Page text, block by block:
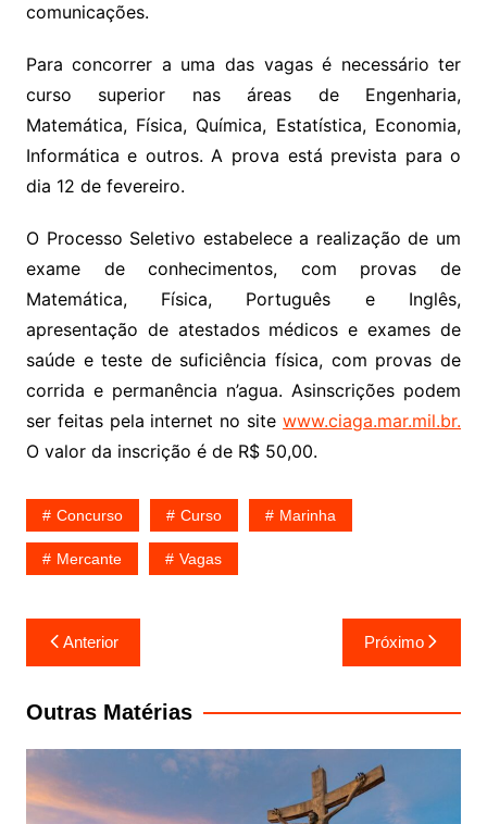
comunicações.
Para concorrer a uma das vagas é necessário ter
curso superior nas áreas de Engenharia,
Matemática, Física, Química, Estatística, Economia,
Informática e outros. A prova está prevista para o
dia 12 de fevereiro.
O Processo Seletivo estabelece a realização de um
exame de conhecimentos, com provas de
Matemática, Física, Português e Inglês,
apresentação de atestados médicos e exames de
saúde e teste de suficiência física, com provas de
corrida e permanência n’agua. Asinscrições podem
ser feitas pela internet no sitewww.ciaga.mar.mil.br.
O valor da inscrição é de R$ 50,00.
Concurso Curso Marinha
Mercante Vagas
Navegação
de
Post
Anterior Próximo
Outras Matérias